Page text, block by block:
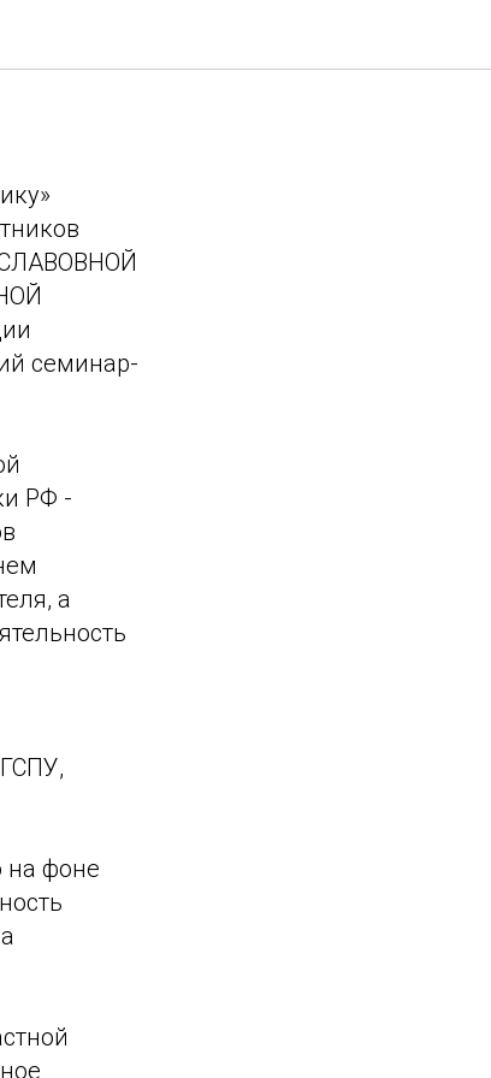
семинар-
РФ -
а
на фоне